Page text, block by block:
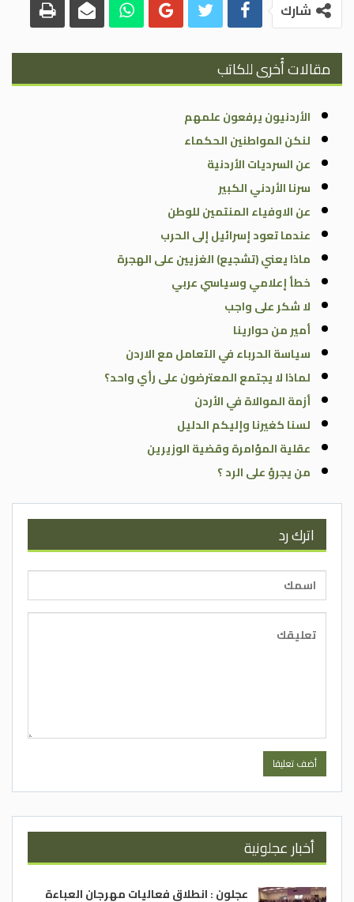
شارك
مقالات أُخرى للكاتب
الأردنيون يرفعون علمهم
لنكن المواطنين الحكماء
عن السرديات الأردنية
سرنا الأردني الكبير
عن الاوفياء المنتمين للوطن
عندما تعود إسرائيل إلى الحرب
ماذا يعني (تشجيع) الغزيين على الهجرة
خطأ إعلامي وسياسي عربي
لا شكر على واجب
أمير من حوارينا
سياسة الحرباء في التعامل مع الاردن
لماذا لا يجتمع المعترضون على رأي واحد؟
أزمة الموالاة في الأردن
لسنا كغيرنا وإليكم الدليل
عقلية المؤامرة وقضية الوزيرين
من يجرؤ على الرد ؟
اترك رد
أخبار عجلونية
عجلون : انطلاق فعاليات مهرجان العباءة